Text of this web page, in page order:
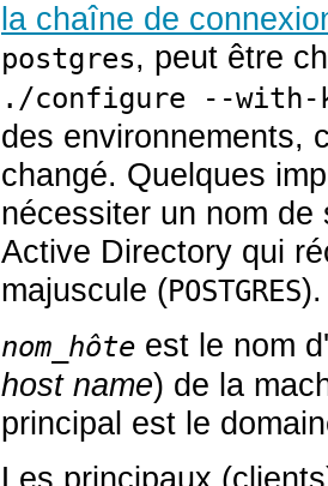
la chaîne de
postgres, peut être
./configure --with-
des environnements,
changé. Quelques
nécessiter un nom
Active Directory qui
majuscule (POSTGRES).
nom_hôte est le nom
host name) de la
principal est le
Les principaux